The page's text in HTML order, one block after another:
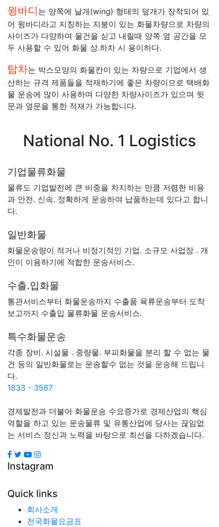
윙바디 는 양쪽에 날개(wing) 형태의 덮개가 장착되어 있
어 윙바디라고 지칭하는 지붕이 있는 화물차량으로 차량의
사이즈가 다양하며 물건을 싣고 내릴때 양쪽 옆 공간을 모
두 사용할 수 있어 화물 상.하차 시 용이하다.
탑차는 박스모양의 화물칸이 있는 차량으로 기업에서 생
산하는 규격 제품들을 적재하기에 좋은 차량이므로 택배화
물 운송에 많이 사용하며 다양한 차량사이즈가 있으며 뒷
문과 옆문을 통한 적재가 가능합니다.
National No. 1 Logistics
기업물류화물
물류도 기업발전에 큰 비중을 차지하는 만큼 저렴한 비용
과 안전. 신속. 정확하게 운송하여 납품하는데 있다고 합니
다.
일반화물
화물운송량이 적거나 비정기적인 기업. 소규모 사업장 . 개
인이 이용하기에 적합한 운송서비스.
수출.입화물
통관서비스부터 화물운송까지 수출품 육류운송부터 도착
보고까지 수출입 물류화물 운송서비스.
특수화물운송
각종 장비. 시설물 . 중량물. 부피화물을 분리 할 수 없는 물
건 등의 일반화물로는 운송할수 없는 것을 운송해 드립니
다.
1833 - 3567
경제발전과 더불어 화물운송 수요증가로 경제산업의 핵심
역할을 하고 있는 운송물류 및 유통산업에 당사는 끊임없
는 서비스 정신과 노력을 바탕으로 최선을 다하겠습니다.
Instagram
Quick links
회사소개
전국화물요금표